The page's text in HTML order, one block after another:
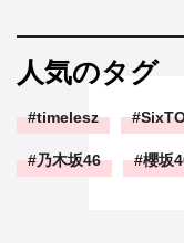
人気のタグ
timelesz
乃木坂46 櫻坂